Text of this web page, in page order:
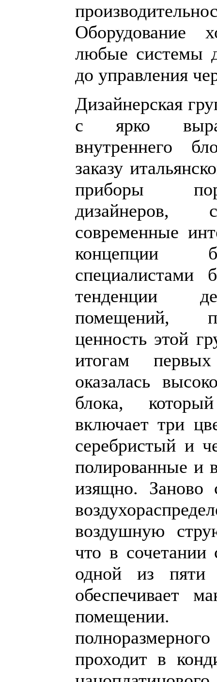
Оборудование
любые системы
до управления
Дизайнерская
с ярко
внутреннего
заказу
приборы
дизайнеров,
современные
концепции
специалистами
тенденции
помещений,
ценность этой
итогам
оказалась
блока,
включает три
серебристый и
полированные и
изящно. Заново
воздушную
что в
одной из пяти
обеспечивает
проходит в